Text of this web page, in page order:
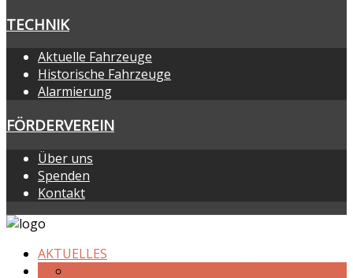
TECHNIK
Aktuelle Fahrzeuge
Historische Fahrzeuge
Alarmierung
FÖRDERVEREIN
Über uns
Spenden
Kontakt
AKTUELLES